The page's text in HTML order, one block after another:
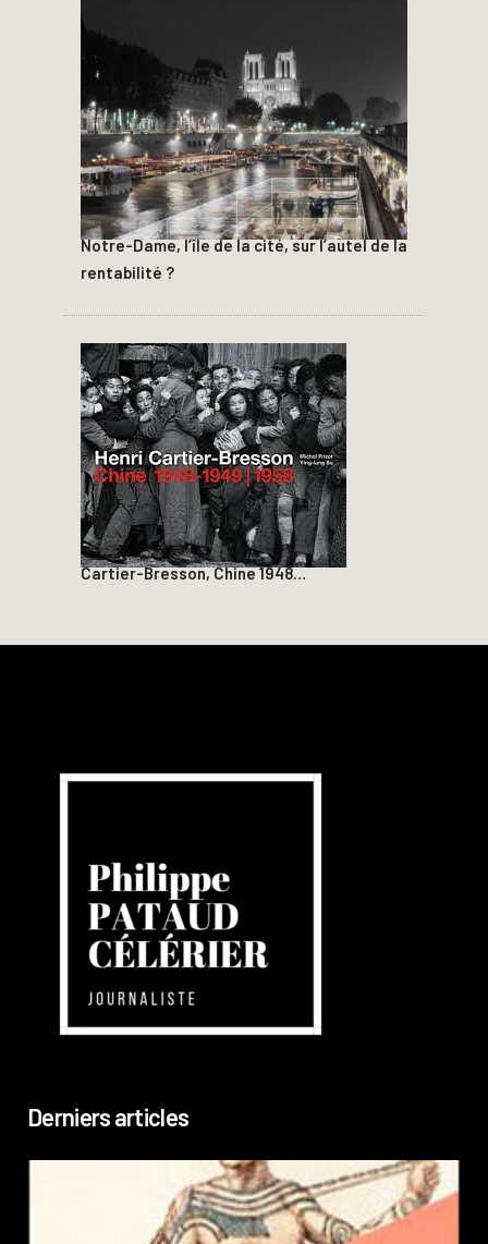
Notre-Dame, l’île de la cité, sur l’autel de la
rentabilité ?
Cartier-Bresson, Chine 1948…
Derniers articles